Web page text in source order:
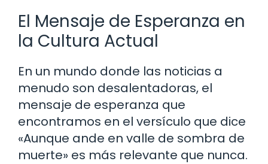
El Mensaje de Esperanza en
la Cultura Actual
En un mundo donde las noticias a
menudo son desalentadoras, el
mensaje de esperanza que
encontramos en el versículo que dice
«Aunque ande en valle de sombra de
muerte» es más relevante que nunca.